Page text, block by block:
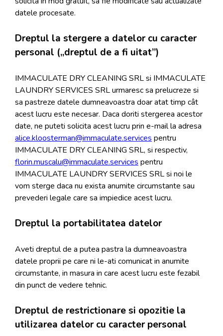
datele procesate.
Dreptul la stergere a datelor cu caracter
personal („dreptul de a fi uitat”)
IMMACULATE DRY CLEANING SRL si IMMACULATE
LAUNDRY SERVICES SRL urmaresc sa prelucreze si
sa pastreze datele dumneavoastra doar atat timp cât
acest lucru este necesar. Daca doriti stergerea acestor
date, ne puteti solicita acest lucru prin e-mail la adresa
alice.kloosterman@immaculate.services pentru
IMMACULATE DRY CLEANING SRL, si respectiv,
florin.muscalu@immaculate.services pentru
IMMACULATE LAUNDRY SERVICES SRL si noi le
vom sterge daca nu exista anumite circumstante sau
prevederi legale care sa impiedice acest lucru.
Dreptul la portabilitatea datelor
Aveti dreptul de a putea pastra la dumneavoastra
datele proprii pe care ni le-ati comunicat in anumite
circumstante, in masura in care acest lucru este fezabil
din punct de vedere tehnic.
Dreptul de restrictionare si opozitie la
utilizarea datelor cu caracter personal